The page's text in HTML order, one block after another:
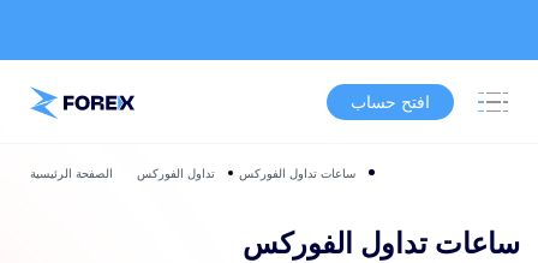
افتح حساب
الصفحة الرئيسية تداول الفوركس ساعات تداول الفوركس
ساعات تداول الفوركس